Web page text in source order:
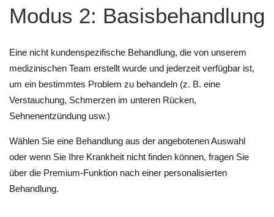
Modus 2: Basisbehandlung
Eine nicht kundenspezifische Behandlung, die von unserem
medizinischen Team erstellt wurde und jederzeit verfügbar ist,
um ein bestimmtes Problem zu behandeln (z. B. eine
Verstauchung, Schmerzen im unteren Rücken,
Sehnenentzündung usw.)
Wählen Sie eine Behandlung aus der angebotenen Auswahl
oder wenn Sie Ihre Krankheit nicht finden können, fragen Sie
über die Premium-Funktion nach einer personalisierten
Behandlung.